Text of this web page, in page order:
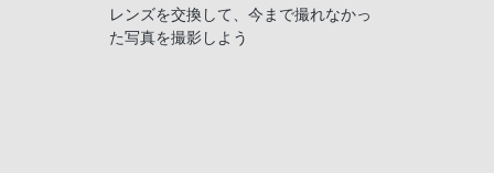
レンズを交換して、今まで撮れなかっ
た写真を撮影しよう